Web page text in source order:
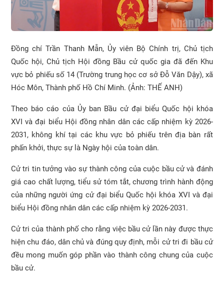
Đồng chí Trần Thanh Mẫn, Ủy viên Bộ Chính trị, Chủ tịch
Quốc hội, Chủ tịch Hội đồng Bầu cử quốc gia đã đến Khu
vực bỏ phiếu số 14 (Trường trung học cơ sở Đỗ Văn Dậy), xã
Hóc Môn, Thành phố Hồ Chí Minh. (Ảnh: THẾ ANH)
Theo báo cáo của Ủy ban Bầu cử đại biểu Quốc hội khóa
XVI và đại biểu Hội đồng nhân dân các cấp nhiệm kỳ 2026-
2031, không khí tại các khu vực bỏ phiếu trên địa bàn rất
phấn khởi, thực sự là Ngày hội của toàn dân.
Cử tri tin tưởng vào sự thành công của cuộc bầu cử và đánh
giá cao chất lượng, tiểu sử tóm tắt, chương trình hành động
của những người ứng cử đại biểu Quốc hội khóa XVI và đại
biểu Hội đồng nhân dân các cấp nhiệm kỳ 2026-2031.
Cử tri của thành phố cho rằng việc bầu cử lần này được thực
hiện chu đáo, dân chủ và đúng quy định, mỗi cử tri đi bầu cử
đều mong muốn góp phần vào thành công chung của cuộc
bầu cử.